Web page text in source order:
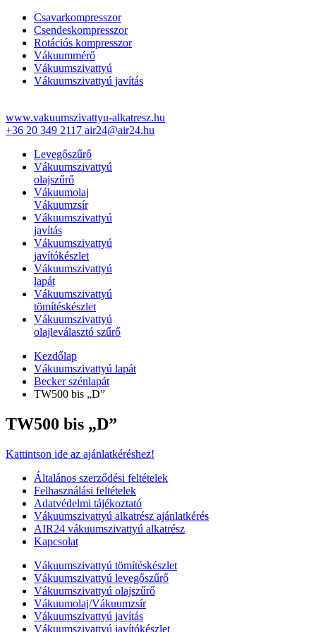
Csavarkompresszor
Csendeskompresszor
Rotációs kompresszor
Vákuummérő
Vákuumszivattyú
Vákuumszivattyú javítás
www.vakuumszivattyu-alkatresz.hu
+36 20 349 2117 air24@air24.hu
Levegőszűrő
Vákuumszivattyú
olajszűrő
Vákuumolaj
Vákuumzsír
Vákuumszivattyú
javítás
Vákuumszivattyú
javítókészlet
Vákuumszivattyú
lapát
Vákuumszivattyú
tömítéskészlet
Vákuumszivattyú
olajleválasztó szűrő
Kezdőlap
Vákuumszivattyú lapát
Becker szénlapát
TW500 bis „D”
TW500 bis „D”
Kattintson ide az ajánlatkéréshez!
Általános szerződési feltételek
Felhasználási feltételek
Adatvédelmi tájékoztató
Vákuumszivattyú alkatrész ajánlatkérés
AIR24 vákuumszivattyú alkatrész
Kapcsolat
Vákuumszivattyú tömítéskészlet
Vákuumszivattyú levegőszűrő
Vákuumszivattyú olajszűrő
Vákuumolaj/Vákuumzsír
Vákuumszivattyú javítás
Vákuumszivattyú javítókészlet